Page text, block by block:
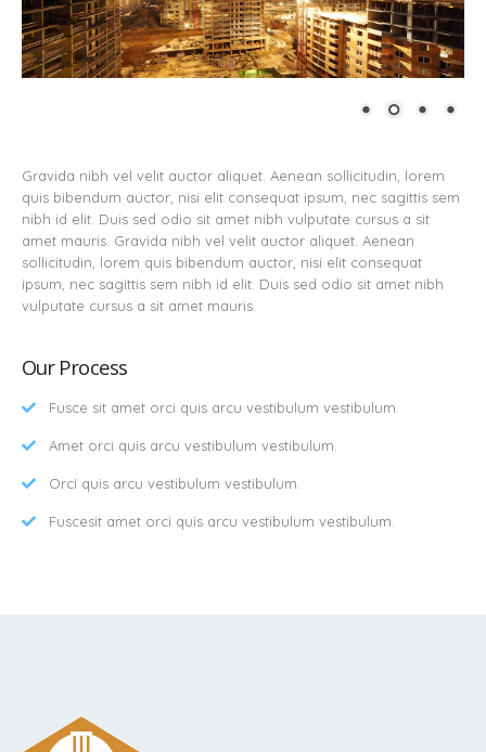
Gravida nibh vel velit auctor aliquet. Aenean sollicitudin, lorem
quis bibendum auctor, nisi elit consequat ipsum, nec sagittis sem
nibh id elit. Duis sed odio sit amet nibh vulputate cursus a sit
amet mauris. Gravida nibh vel velit auctor aliquet. Aenean
sollicitudin, lorem quis bibendum auctor, nisi elit consequat
ipsum, nec sagittis sem nibh id elit. Duis sed odio sit amet nibh
vulputate cursus a sit amet mauris.
Our Process
Fusce sit amet orci quis arcu vestibulum vestibulum.
Amet orci quis arcu vestibulum vestibulum.
Orci quis arcu vestibulum vestibulum.
Fuscesit amet orci quis arcu vestibulum vestibulum.